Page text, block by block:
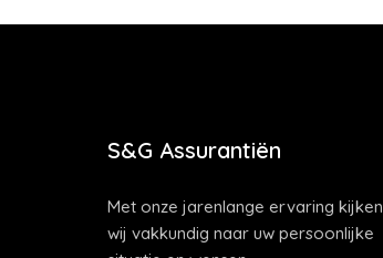
S&G Assurantiën
Met onze jarenlange ervaring kijken
wij vakkundig naar uw persoonlijke